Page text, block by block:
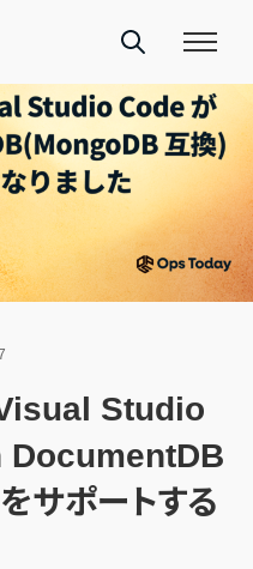
Studio
DocumentDB
サポートする